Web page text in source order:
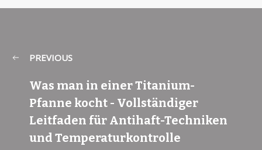
PREVIOUS
Was man in einer Titanium-
Pfanne kocht - Vollständiger
Leitfaden für Antihaft-Techniken
und Temperaturkontrolle